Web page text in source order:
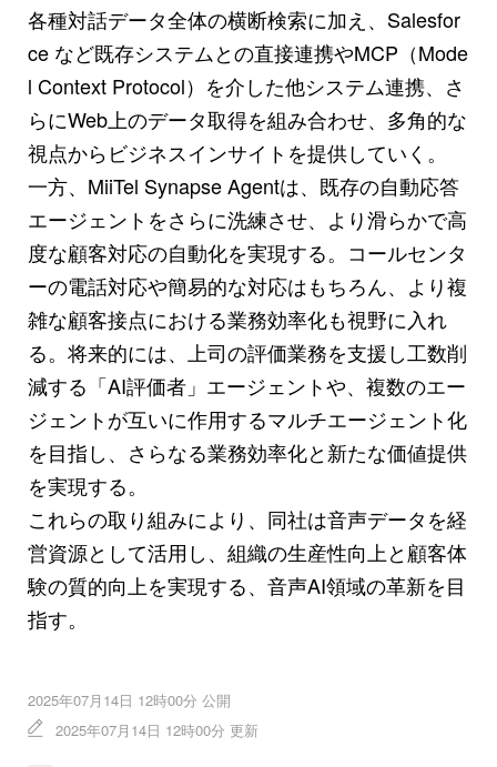
各種対話データ全体の横断検索に加え、Salesfor
ce など既存システムとの直接連携やMCP（Mode
l Context Protocol）を介した他システム連携、さ
らにWeb上のデータ取得を組み合わせ、多角的な
視点からビジネスインサイトを提供していく。
一方、MiiTel Synapse Agentは、既存の自動応答
エージェントをさらに洗練させ、より滑らかで高
度な顧客対応の自動化を実現する。コールセンタ
ーの電話対応や簡易的な対応はもちろん、より複
雑な顧客接点における業務効率化も視野に入れ
る。将来的には、上司の評価業務を支援し工数削
減する「AI評価者」エージェントや、複数のエー
ジェントが互いに作用するマルチエージェント化
を目指し、さらなる業務効率化と新たな価値提供
を実現する。
これらの取り組みにより、同社は音声データを経
営資源として活用し、組織の生産性向上と顧客体
験の質的向上を実現する、音声AI領域の革新を目
指す。
2025年07月14日 12時00分 公開
2025年07月14日 12時00分 更新